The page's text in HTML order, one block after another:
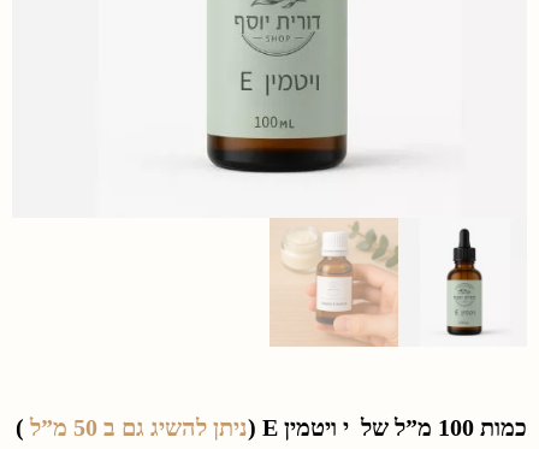
כמות 100 מ”ל של י ויטמין E ( ניתן להשיג גם ב 50 מ”ל
)